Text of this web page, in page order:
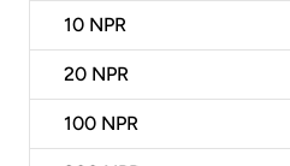
10 NPR
20 NPR
100 NPR